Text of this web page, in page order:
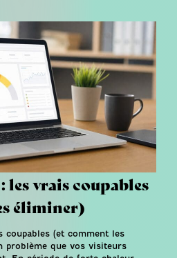
les vrais coupables
éliminer)
(et comment les
problème que vos visiteurs